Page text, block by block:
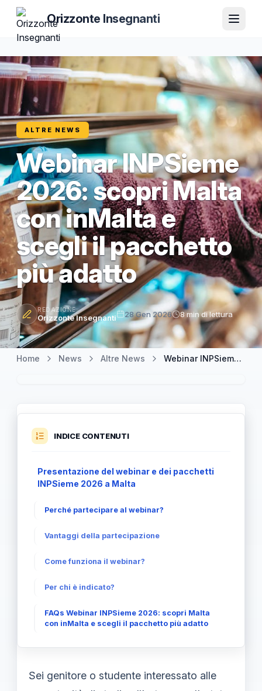
Orizzonte Insegnanti
ALTRE NEWS
Webinar INPSieme
2026: scopri Malta
con inMalta e
scegli il pacchetto
più adatto
REDAZIONE
Orizzonte Insegnanti 28 Gen 2026 8 min di lettura
Home News Altre News Webinar INPSieme 2026: scopri Malta con inMalta e scegli il pacchetto più adatto
INDICE CONTENUTI
Presentazione del webinar e dei pacchetti
INPSieme 2026 a Malta
Perché partecipare al webinar?
Vantaggi della partecipazione
Come funziona il webinar?
Per chi è indicato?
FAQs Webinar INPSieme 2026: scopri Malta
con inMalta e scegli il pacchetto più adatto
Sei genitore o studente interessato alle